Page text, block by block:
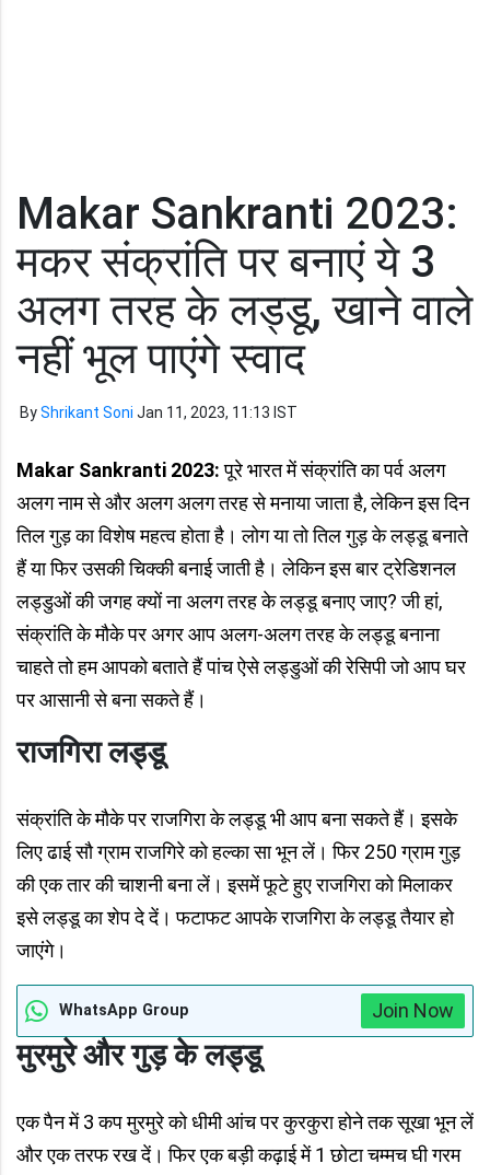
Makar Sankranti 2023:
मकर संक्रांति पर बनाएं ये 3
अलग तरह के लड्डू, खाने वाले
नहीं भूल पाएंगे स्वाद
ByShrikant Soni Jan 11, 2023, 11:13 IST
Makar Sankranti 2023:पूरे भारत में संक्रांति का पर्व अलग
अलग नाम से और अलग अलग तरह से मनाया जाता है, लेकिन इस दिन
तिल गुड़ का विशेष महत्व होता है। लोग या तो तिल गुड़ के लड्डू बनाते
हैं या फिर उसकी चिक्की बनाई जाती है। लेकिन इस बार ट्रेडिशनल
लड्डुओं की जगह क्यों ना अलग तरह के लड्डू बनाए जाए? जी हां,
संक्रांति के मौके पर अगर आप अलग-अलग तरह के लड्डू बनाना
चाहते तो हम आपको बताते हैं पांच ऐसे लड्डुओं की रेसिपी जो आप घर
पर आसानी से बना सकते हैं।
राजगिरा लड्डू
संक्रांति के मौके पर राजगिरा के लड्डू भी आप बना सकते हैं। इसके
लिए ढाई सौ ग्राम राजगिरे को हल्का सा भून लें। फिर 250 ग्राम गुड़
की एक तार की चाशनी बना लें। इसमें फूटे हुए राजगिरा को मिलाकर
इसे लड्डू का शेप दे दें। फटाफट आपके राजगिरा के लड्डू तैयार हो
जाएंगे।
WhatsApp Group Join Now
मुरमुरे और गुड़ के लड्डू
एक पैन में 3 कप मुरमुरे को धीमी आंच पर कुरकुरा होने तक सूखा भून लें
और एक तरफ रख दें। फिर एक बड़ी कढ़ाई में 1 छोटा चम्मच घी गरम